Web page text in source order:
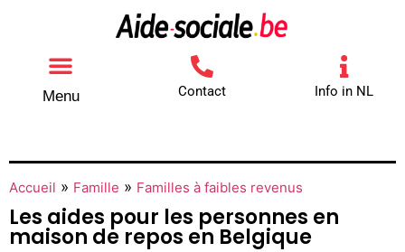
Menu Contact Info in NL
Accueil » Famille » Familles à faibles revenus
Les aides pour les personnes en
maison de repos en Belgique